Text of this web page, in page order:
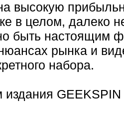
высокую
в целом, далеко
быть настоящим
рынка и
набора.
GEEKSPIN